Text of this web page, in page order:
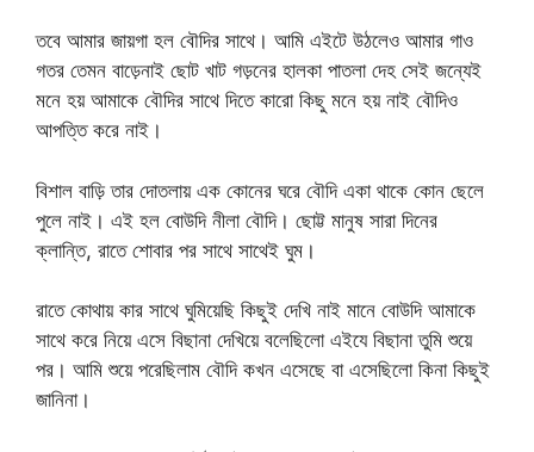
তবে আমার জায়গা হল বৌদির সাথে। আমি এইটে উঠলেও আমার গাও
গতর তেমন বাড়েনাই ছোট খাট গড়নের হালকা পাতলা দেহ সেই জন্যেই
মনে হয় আমাকে বৌদির সাথে দিতে কারো কিছু মনে হয় নাই বৌদিও
আপত্তি করে নাই।
বিশাল বাড়ি তার দোতলায় এক কোনের ঘরে বৌদি একা থাকে কোন ছেলে
পুলে নাই। এই হল বোউদি নীলা বৌদি। ছোট্ট মানুষ সারা দিনের
ক্লান্তি, রাতে শোবার পর সাথে সাথেই ঘুম।
রাতে কোথায় কার সাথে ঘুমিয়েছি কিছুই দেখি নাই মানে বোউদি আমাকে
সাথে করে নিয়ে এসে বিছানা দেখিয়ে বলেছিলো এইযে বিছানা তুমি শুয়ে
পর। আমি শুয়ে পরেছিলাম বৌদি কখন এসেছে বা এসেছিলো কিনা কিছুই
জানিনা।